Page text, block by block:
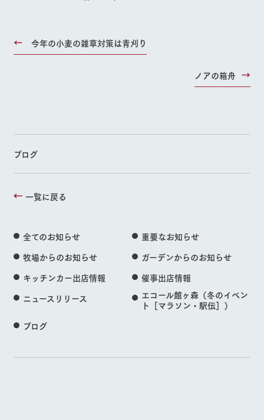
今年の小麦の雑草対策は青刈り
ノアの箱舟
ブログ
一覧に戻る
全てのお知らせ
重要なお知らせ
牧場からのお知らせ
ガーデンからのお知らせ
キッチンカー出店情報
催事出店情報
ニュースリリース
エコール館ヶ森（冬のイベン
ト［マラソン・駅伝］）
ブログ